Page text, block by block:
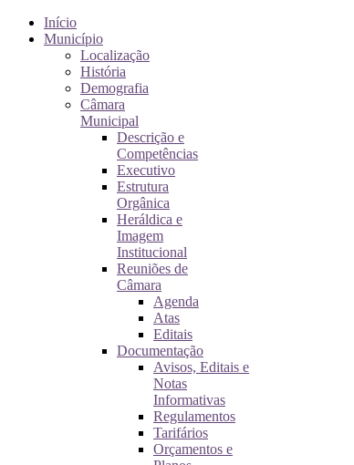
Início
Município
Localização
História
Demografia
Câmara
Municipal
Descrição e
Competências
Executivo
Estrutura
Orgânica
Heráldica e
Imagem
Institucional
Reuniões de
Câmara
Agenda
Atas
Editais
Documentação
Avisos, Editais e
Notas
Informativas
Regulamentos
Tarifários
Orçamentos e